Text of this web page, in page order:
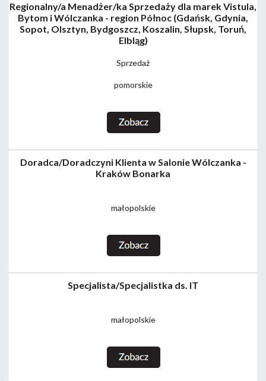
Regionalny/a Menadżer/ka Sprzedaży dla marek Vistula,
Bytom i Wólczanka - region Północ (Gdańsk, Gdynia,
Sopot, Olsztyn, Bydgoszcz, Koszalin, Słupsk, Toruń,
Elbląg)
Sprzedaż
pomorskie
Doradca/Doradczyni Klienta w Salonie Wólczanka -
Kraków Bonarka
małopolskie
Specjalista/Specjalistka ds. IT
małopolskie